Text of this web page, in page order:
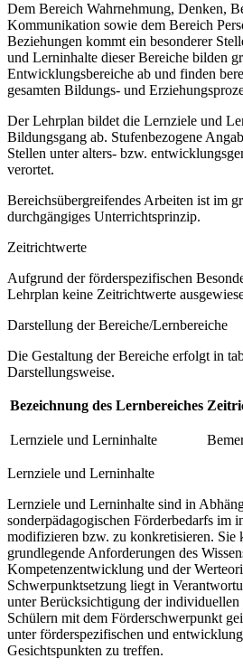
Dem Bereich Wahrnehmung, Denken,
Kommunikation sowie dem Bereich
Beziehungen kommt ein besonderer
und Lerninhalte dieser Bereiche bilden
Entwicklungsbereiche ab und finden
gesamten Bildungs- und
Der Lehrplan bildet die Lernziele und
Bildungsgang ab. Stufenbezogene
Stellen unter alters- bzw.
verortet.
Bereichsübergreifendes Arbeiten ist im
durchgängiges Unterrichtsprinzip.
Zeitrichtwerte
Aufgrund der förderspezifischen
Lehrplan keine Zeitrichtwerte
Darstellung der Bereiche/Lernbereiche
Die Gestaltung der Bereiche erfolgt in
Darstellungsweise.
Bezeichnung des Lernbereiches
Lernziele und Lerninhalte
Lernziele und Lerninhalte
Lernziele und Lerninhalte sind in
sonderpädagogischen Förderbedarfs im
modifizieren bzw. zu konkretisieren. Sie
grundlegende Anforderungen des
Kompetenzentwicklung und der
Schwerpunktsetzung liegt in
unter Berücksichtigung der individuellen
Schülern mit dem Förderschwerpunkt
unter förderspezifischen und
Gesichtspunkten zu treffen.